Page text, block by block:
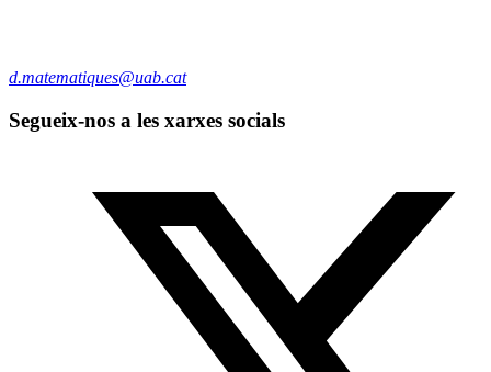
d.matematiques@uab.cat
Segueix-nos a les xarxes socials